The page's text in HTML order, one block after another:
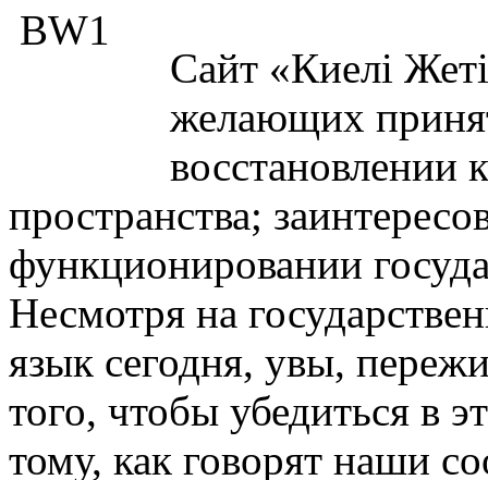
Сайт «Киелі
желающих
восстановлении
пространства;
функционировании
Несмотря на
язык сегодня, увы,
того, чтобы убедиться в
тому, как говорят наши